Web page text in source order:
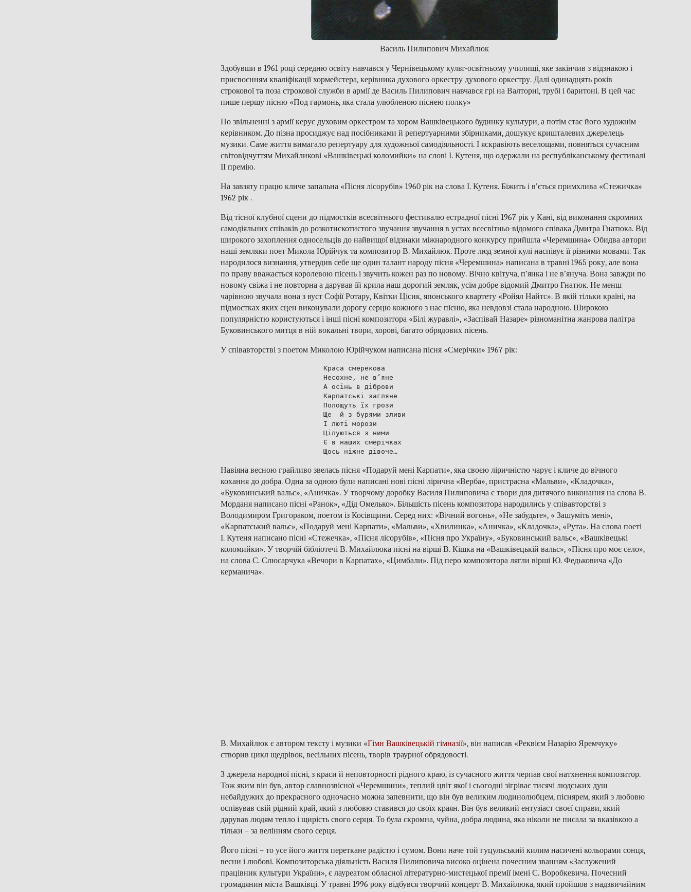
Василь Пилипович Михайлюк
Здобувши в 1961 році середню освіту навчався у Чернівецькому культ-освітньому училищі, яке закінчив з відзнакою і
присвоєнням кваліфікації хормейстера, керівника духового оркестру духового оркестру. Далі одинадцять років
строкової та поза строкової служби в армії де Василь Пилипович навчався грі на Валторні, трубі і баритоні. В цей час
пише першу пісню «Под гармонь, яка стала улюбленою піснею полку»
По звільненні з армії керує духовим оркестром та хором Вашківецького будинку культури, а потім стає його художнім
керівником. До пізна просиджує над посібниками й репертуарними збірниками, дошукує кришталевих джерелець
музики. Саме життя вимагало репертуару для художньої самодіяльності. І яскравіють веселощами, повняться сучасним
світовідчуттям Михайликові «Вашківецькі коломийки» на слові І. Кутеня, що одержали на республіканському фестивалі
ІІ премію.
На завзяту працю кличе запальна «Пісня лісорубів» 1960 рік на слова І. Кутеня. Біжить і в’ється примхлива «Стежичка»
1962 рік .
Від тісної клубної сцени до підмостків всесвітнього фестивалю естрадної пісні 1967 рік у Кані, від виконання скромних
самодіяльних співаків до розкотискотистого звучання звучання в устах всесвітньо-відомого співака Дмитра Гнатюка. Від
широкого захоплення односельців до найвищої відзнаки міжнародного конкурсу прийшла «Черемшина» Обидва автори
наші земляки поет Микола Юрійчук та композитор В. Михайлюк. Проте люд земної кулі наспівує її різними мовами. Так
народилося визнання, утвердив себе ще один талант народу пісня «Черемшина» написана в травні 1965 року, але вона
по праву вважається королевою пісень і звучить кожен раз по новому. Вічно квітуча, п’янка і не в’януча. Вона завжди по
новому свіжа і не повторна а дарував їй крила наш дорогий земляк, усім добре відомий Дмитро Гнатюк. Не менш
чарівною звучала вона з вуст Софії Ротару, Квітки Цісик, японського квартету «Ройял Найтс». В якій тільки країні, на
підмостках яких сцен виконували дорогу серцю кожного з нас пісню, яка невдовзі стала народною. Широкою
популярністю користуються і інші пісні композитора «Білі журавлі», «Заспівай Назаре» різноманітна жанрова палітра
Буковинського митця в ній вокальні твори, хорові, багато обрядових пісень.
У співавторстві з поетом Миколою Юрійчуком написана пісня «Смерічки» 1967 рік:
Краса смерекова
Несохне, не в’яне
А осінь в діброви
Карпатські загляне
Полощуть їх грози
Ще  й з бурями зливи
І люті морози
Цілуються з ними
Є в наших смерічках
Навіяна весною грайливо звелась пісня «Подаруй мені Карпати», яка своєю ліричністю чарує і кличе до вічного
кохання до добра. Одна за одною були написані нові пісні лірична «Верба», пристрасна «Мальви», «Кладочка»,
«Буковинський вальс», «Аничка». У творчому доробку Василя Пилиповича є твори для дитячого виконання на слова В.
Морданя написано пісні «Ранок», «Дід Омелько». Більшість пісень композитора народились у співавторстві з
Володимиром Григораком, поетом із Косівщини. Серед них: «Вічний вогонь», «Не забудьте», « Зашуміть мені»,
«Карпатський вальс», «Подаруй мені Карпати», «Мальви», «Хвилинка», «Аничка», «Кладочка», «Рута». На слова поеті
І. Кутеня написано пісні «Стежечка», «Пісня лісорубів», «Пісня про Україну», «Буковинський вальс», «Вашківецькі
коломийки». У творчій бібліотечі В. Михайлюка пісні на вірші В. Кішка на «Вашківецькій вальс», «Пісня про моє село»,
на слова С. Слюсарчука «Вечори в Карпатах», «Цимбали». Під перо композитора лягли вірші Ю. Федьковича «До
керманича».
В. Михайлюк є автором тексту і музики «Гімн Вашківецькій гімназії», він написав «Реквієм Назарію Яремчуку»
створив цикл щедрівок, весільних пісень, творів траурної обрядовості.
З джерела народної пісні, з краси й неповторності рідного краю, із сучасного життя черпав свої натхнення композитор.
Тож яким він був, автор славнозвісної «Черемшини», теплий цвіт якої і сьогодні зігріває тисячі людських душ
небайдужих до прекрасного одночасно можна запевнити, що він був великим людинолюбцем, піснярем, який з любовю
оспівував свій рідний край, який з любовю ставився до своїх краян. Він був великий ентузіаст своєї справи, який
дарував людям тепло і щирість свого серця. То була скромна, чуйна, добра людина, яка ніколи не писала за вказівкою а
тільки – за велінням свого серця.
Його пісні – то усе його життя переткане радістю і сумом. Вони наче той гуцульський килим насичені кольорами сонця,
весни і любові. Композиторська діяльність Василя Пилиповича високо оцінена почесним званням «Заслужений
працівник культури України», є лауреатом обласної літературно-мистецької премії імені С. Воробкевича. Почесний
громадянин міста Вашківці. У травні 1996 року відбувся творчий концерт В. Михайлюка, який пройшов з надзвичайним